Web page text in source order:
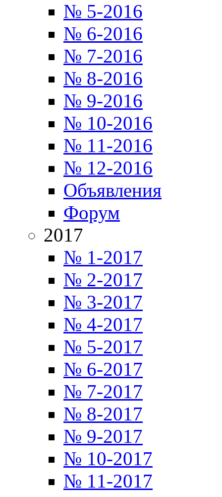
№ 5-2016
№ 6-2016
№ 7-2016
№ 8-2016
№ 9-2016
№ 10-2016
№ 11-2016
№ 12-2016
Объявления
Форум
2017
№ 1-2017
№ 2-2017
№ 3-2017
№ 4-2017
№ 5-2017
№ 6-2017
№ 7-2017
№ 8-2017
№ 9-2017
№ 10-2017
№ 11-2017